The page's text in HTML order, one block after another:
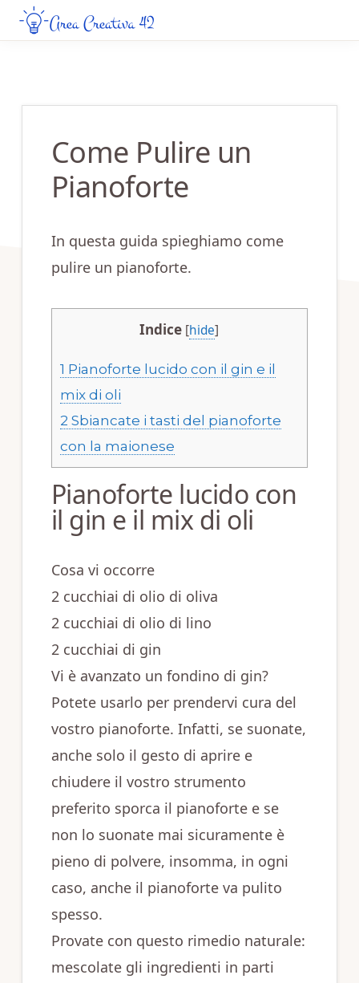
Skip
to
Skip
to
Come Pulire un
Pianoforte
In questa guida spieghiamo come
pulire un pianoforte.
Indice [hide]
1 Pianoforte lucido con il gin e il
mix di oli
2 Sbiancate i tasti del pianoforte
con la maionese
Pianoforte lucido con
il gin e il mix di oli
Cosa vi occorre
2 cucchiai di olio di oliva
2 cucchiai di olio di lino
2 cucchiai di gin
Vi è avanzato un fondino di gin?
Potete usarlo per prendervi cura del
vostro pianoforte. Infatti, se suonate,
anche solo il gesto di aprire e
chiudere il vostro strumento
preferito sporca il pianoforte e se
non lo suonate mai sicuramente è
pieno di polvere, insomma, in ogni
caso, anche il pianoforte va pulito
spesso.
Provate con questo rimedio naturale:
mescolate gli ingredienti in parti